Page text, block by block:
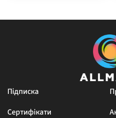
Підписка
Сертифікати